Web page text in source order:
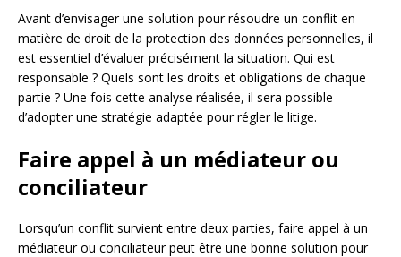
Avant d’envisager une solution pour résoudre un conflit en
matière de droit de la protection des données personnelles, il
est essentiel d’évaluer précisément la situation. Qui est
responsable ? Quels sont les droits et obligations de chaque
partie ? Une fois cette analyse réalisée, il sera possible
d’adopter une stratégie adaptée pour régler le litige.
Faire appel à un médiateur ou
conciliateur
Lorsqu’un conflit survient entre deux parties, faire appel à un
médiateur ou conciliateur peut être une bonne solution pour